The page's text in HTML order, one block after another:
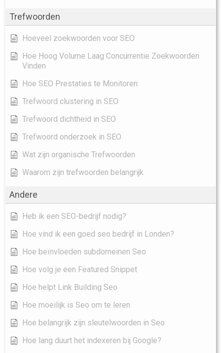
Trefwoorden
Hoeveel zoekwoorden voor SEO
Hoe Hoog Volume Laag Concurrentie Zoekwoorden
Vinden
Hoe SEO Prestaties te Monitoren
Trefwoord clustering in SEO
Trefwoord dichtheid in SEO
Trefwoord onderzoek in SEO
Wat zijn organische Trefwoorden
Waarom zijn trefwoorden belangrijk
Andere
Heb ik een SEO-bedrijf nodig?
Hoe vind ik een goed seo bedrijf in Londen?
Hoe beïnvloeden subdomeinen Seo
Hoe volg je een Featured Snippet
Hoe helpt Link Building Seo
Hoe moeilijk is Seo om te leren
Hoe belangrijk zijn sleutelwoorden in Seo
Hoe lang duurt het indexeren bij Google?